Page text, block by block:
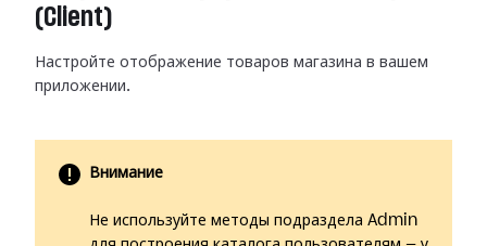
(Client)
Настройте отображение товаров магазина в вашем
приложении.
Внимание
Не используйте методы подраздела Admin